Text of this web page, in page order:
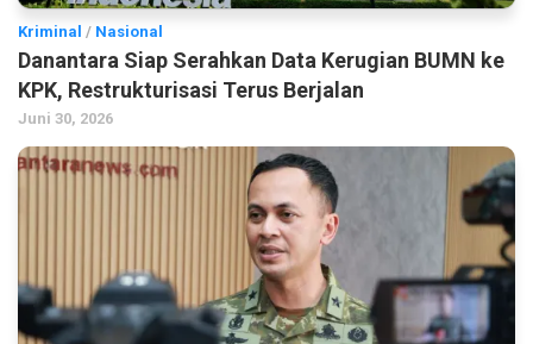
Kriminal / Nasional
Danantara Siap Serahkan Data Kerugian BUMN ke
KPK, Restrukturisasi Terus Berjalan
Juni 30, 2026